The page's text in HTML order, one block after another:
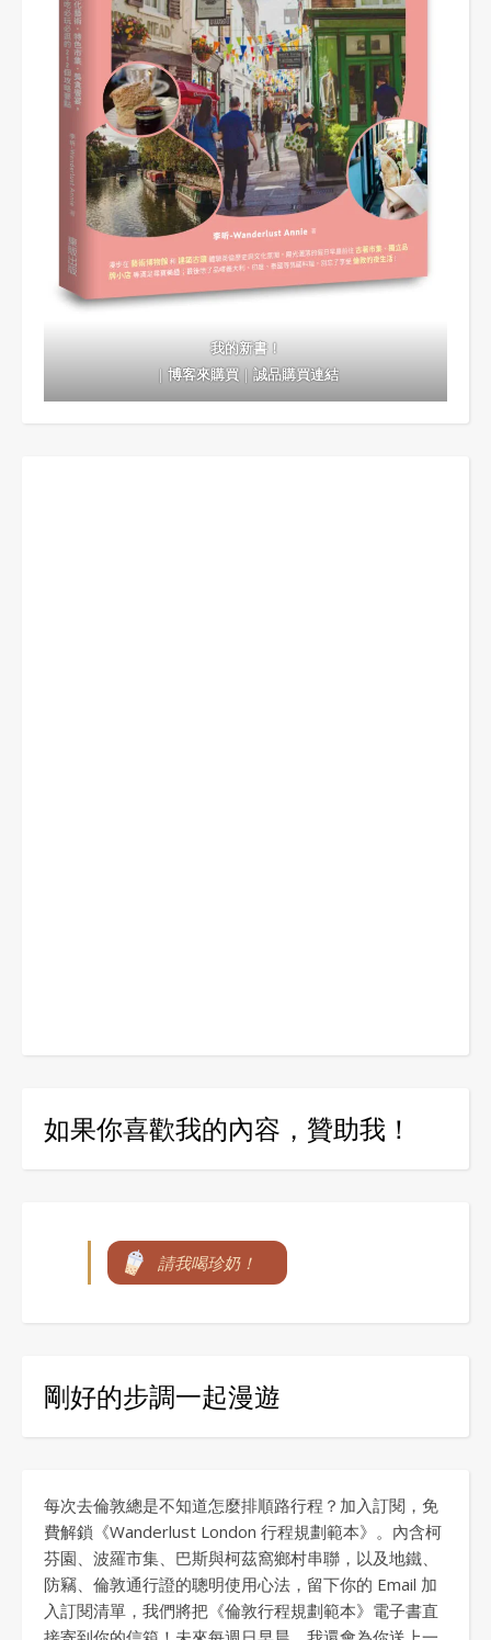
我的新書！
｜博客來購買｜誠品購買連結
如果你喜歡我的內容，贊助我！
請我喝珍奶！
剛好的步調一起漫遊
每次去倫敦總是不知道怎麼排順路行程？加入訂閱，免
費解鎖《Wanderlust London 行程規劃範本》。內含柯
芬園、波羅市集、巴斯與柯茲窩鄉村串聯，以及地鐵、
防竊、倫敦通行證的聰明使用心法，留下你的 Email 加
入訂閱清單，我們將把《倫敦行程規劃範本》電子書直